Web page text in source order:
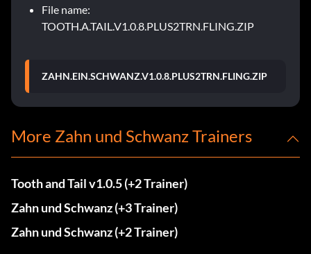
File name:
TOOTH.A.TAIL.V1.0.8.PLUS2TRN.FLING.ZIP
ZAHN.EIN.SCHWANZ.V1.0.8.PLUS2TRN.FLING.ZIP
More Zahn und Schwanz Trainers
Tooth and Tail v1.0.5 (+2 Trainer)
Zahn und Schwanz (+3 Trainer)
Zahn und Schwanz (+2 Trainer)